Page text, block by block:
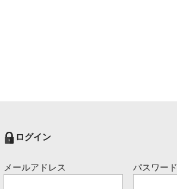
ログイン
メールアドレス パスワード